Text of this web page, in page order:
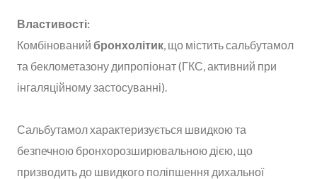
Властивості:
Комбінований бронхолітик , що містить сальбутамол
та беклометазону дипропіонат (ГКС, активний при
інгаляційному застосуванні).
Сальбутамол характеризується швидкою та
безпечною бронхорозширювальною дією, що
призводить до швидкого поліпшення дихальної